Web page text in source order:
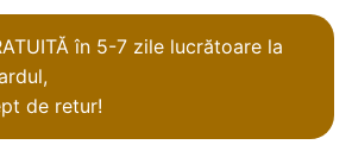
în 5-7 zile lucrătoare la
de retur!